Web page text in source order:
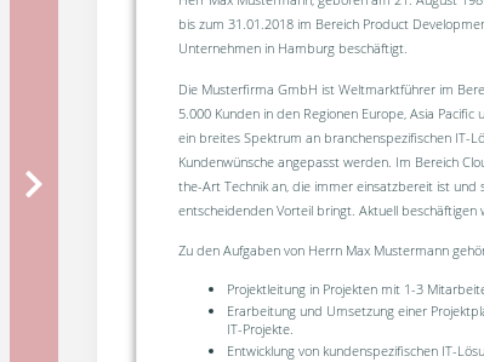
bis zum 31.01.2018 im Bereich Product
Unternehmen in Hamburg beschäftigt.
Die Musterfirma GmbH ist Weltmarktführer im
5.000 Kunden in den Regionen Europe, Asia
ein breites Spektrum an branchenspezifischen IT-
Kundenwünsche angepasst werden. Im Bereich
the-Art Technik an, die immer einsatzbereit ist und
entscheidenden Vorteil bringt. Aktuell beschäftigen
Zu den Aufgaben von Herrn Max Mustermann
Projektleitung in Projekten mit 1-3
Erarbeitung und Umsetzung einer
IT-Projekte.
Entwicklung von kundenspezifischen IT-